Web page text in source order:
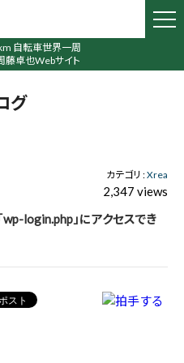
自転車世界一周
藤卓也Webサイト
グ
カテゴリ :Xrea
2,347 views
login.php」にアクセスでき